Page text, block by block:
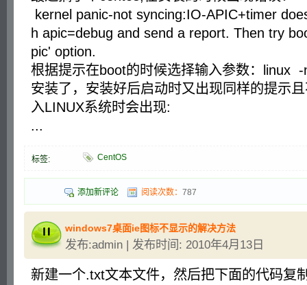
kernel panic-not syncing:IO-APIC+timer
h apic=debug and send a report. Then try
pic' option.
根据提示在boot的时候选择输入参数：linux
安装了，安装好后启动时又出现同样的提示
入LINUX系统时会出现:
...
标签: CentOS
添加新评论 阅读次数： 787
windows7桌面ie图标不显示的解决方法
发布:admin | 发布时间: 2010年4月13日
新建一个.txt文本文件，然后把下面的代码复